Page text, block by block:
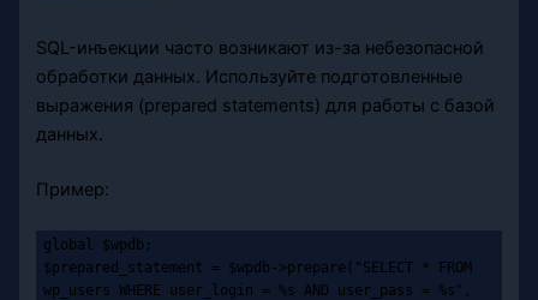
SQL-инъекции часто возникают из-за небезопасной
обработки данных. Используйте подготовленные
выражения (prepared statements) для работы с базой
данных.
Пример:
global $wpdb;
$prepared_statement = $wpdb->prepare("SELECT * FROM
wp_users WHERE user_login = %s AND user_pass = %s",